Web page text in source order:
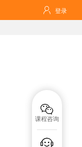
 登录

课程咨询
